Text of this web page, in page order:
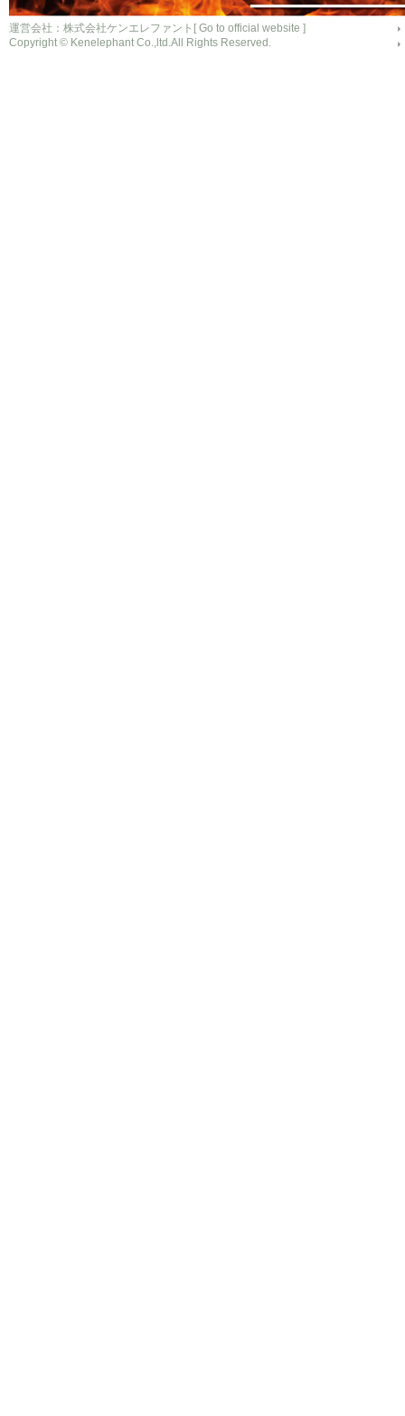
運営会社：株式会社ケンエレファント[ Go to official website ]
Copyright © Kenelephant Co.,ltd.All Rights Reserved.